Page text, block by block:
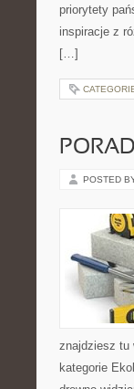
priorytety
inspiracje z
[…]
POSTED
znajdziesz tu
kategorie